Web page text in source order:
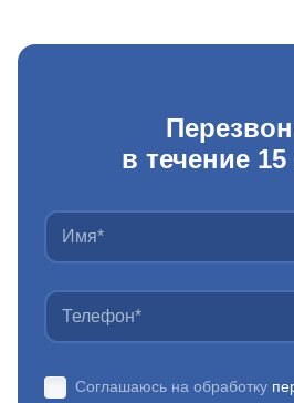
в течение
Соглашаюсь на обработку